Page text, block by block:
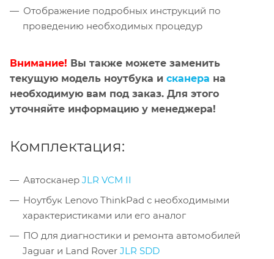
Отображение подробных инструкций по
проведению необходимых процедур
Внимание! Вы также можете заменить
текущую модель ноутбука и сканера на
необходимую вам под заказ. Для этого
уточняйте информацию у менеджера!
Комплектация:
Автосканер JLR VCM II
Ноутбук Lenovo ThinkPad с необходимыми
характеристиками или его аналог
ПО для диагностики и ремонта автомобилей
Jaguar и Land Rover JLR SDD